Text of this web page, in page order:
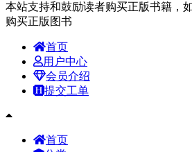
本站支持和鼓励读者购买正版书籍，
购买正版图书
首页
用户中心
会员介绍
提交工单
首页